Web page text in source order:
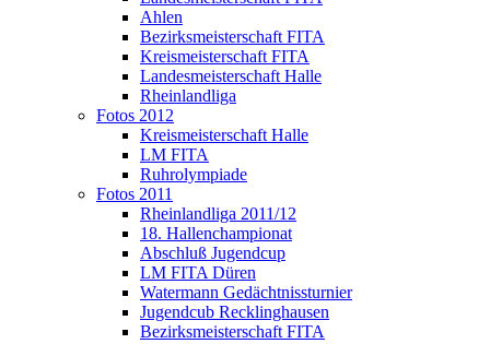
Ahlen
Bezirksmeisterschaft FITA
Kreismeisterschaft FITA
Landesmeisterschaft Halle
Rheinlandliga
Fotos 2012
Kreismeisterschaft Halle
LM FITA
Ruhrolympiade
Fotos 2011
Rheinlandliga 2011/12
18. Hallenchampionat
Abschluß Jugendcup
LM FITA Düren
Watermann Gedächtnissturnier
Jugendcub Recklinghausen
Bezirksmeisterschaft FITA